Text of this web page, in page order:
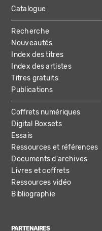
MAIN
NAVIGATION
Catalogue
Recherche
Nouveautés
Index des titres
Index des artistes
Titres gratuits
Publications
Coffrets numériques
Digital Boxsets
Essais
Ressources et références
Documents d'archives
Livres et coffrets
Ressources vidéo
Bibliographie
PARTENAIRES